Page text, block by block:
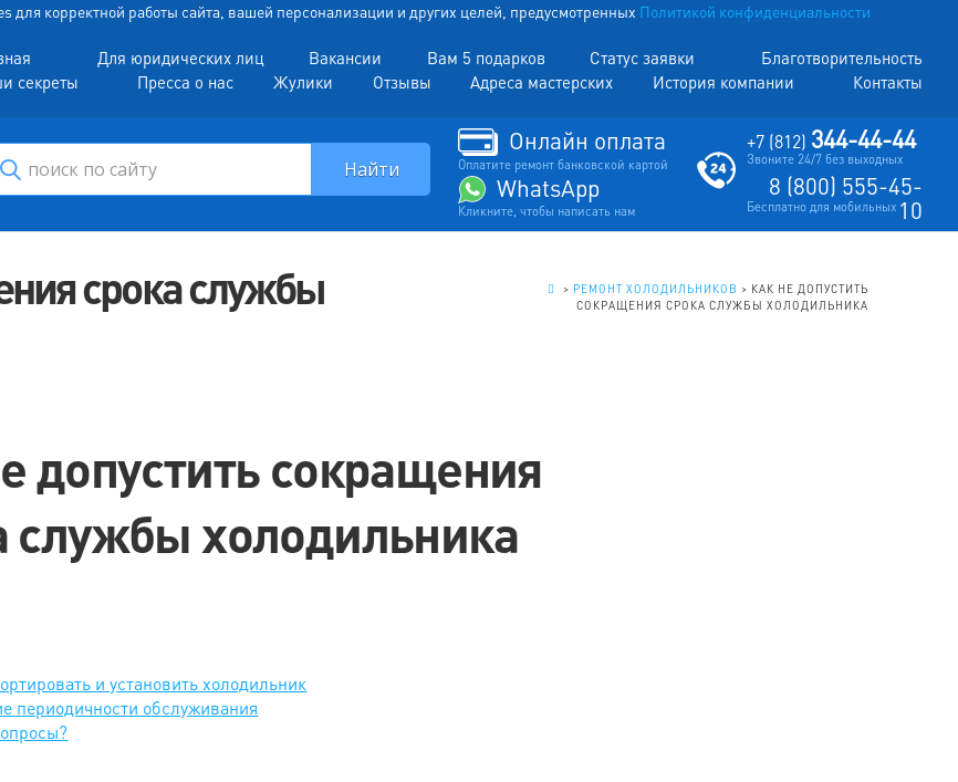
для корректной работы сайта, вашей персонализации и других целей, предусмотренных Политикой конфиденциальности
Для юридических лиц Вакансии Вам 5 подарков Статус заявки
Благотворительность
секреты
Пресса о нас Жулики Отзывы Адреса мастерских История компании Контакты
Онлайн оплата
Оплатите ремонт банковской картой
WhatsApp
Кликните, чтобы написать нам
+7 (812) 344-44-44
Звоните 24/7 без выходных
8 (800) 555-45-
10
Бесплатно для мобильных
срока службы > РЕМОНТ ХОЛОДИЛЬНИКОВ > КАК НЕ ДОПУСТИТЬ
СОКРАЩЕНИЯ СРОКА СЛУЖБЫ ХОЛОДИЛЬНИКА
допустить сокращения
службы холодильника
и установить холодильник
периодичности обслуживания